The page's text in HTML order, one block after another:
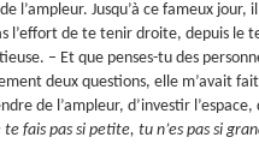
l’ampleur. Jusqu’à ce fameux
l’effort de te tenir droite, depuis le
– Et que penses-tu des
deux questions, elle m’avait
de l’ampleur, d’investir
te fais pas si petite, tu n’es pas si